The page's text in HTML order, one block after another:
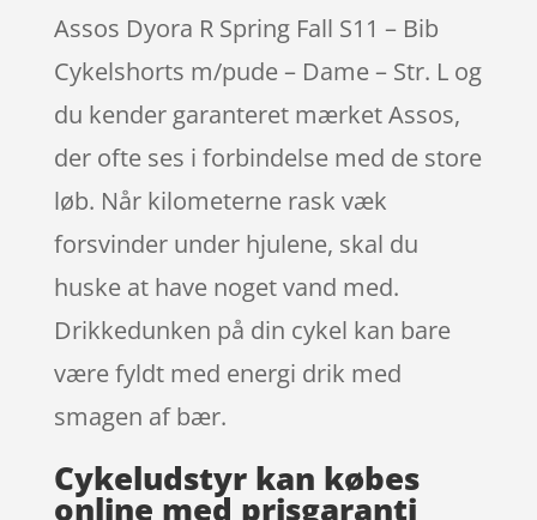
Assos Dyora R Spring Fall S11 – Bib
Cykelshorts m/pude – Dame – Str. L og
du kender garanteret mærket Assos,
der ofte ses i forbindelse med de store
løb. Når kilometerne rask væk
forsvinder under hjulene, skal du
huske at have noget vand med.
Drikkedunken på din cykel kan bare
være fyldt med energi drik med
smagen af bær.
Cykeludstyr kan købes
online med prisgaranti